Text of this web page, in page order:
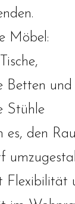
Möbel:
Betten und
Stühle
es, den
Flexibilität